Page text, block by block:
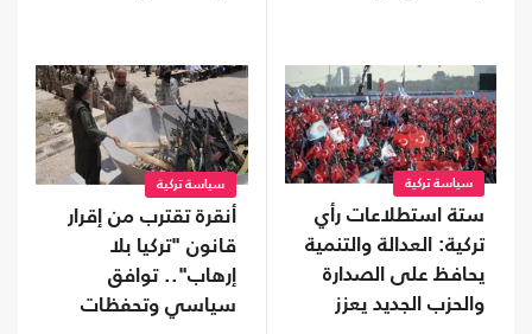
سياسة تركية
ستة استطلاعات رأي
تركية: العدالة والتنمية
يحافظ على الصدارة
والحزب الجديد يعزز
سياسة تركية
أنقرة تقترب من إقرار
قانون "تركيا بلا
إرهاب".. توافق
سياسي وتحفظات